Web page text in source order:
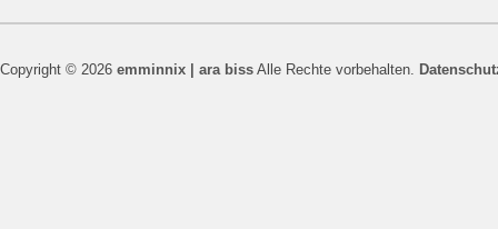
Copyright © 2026 emminnix | ara biss Alle Rechte vorbehalten.